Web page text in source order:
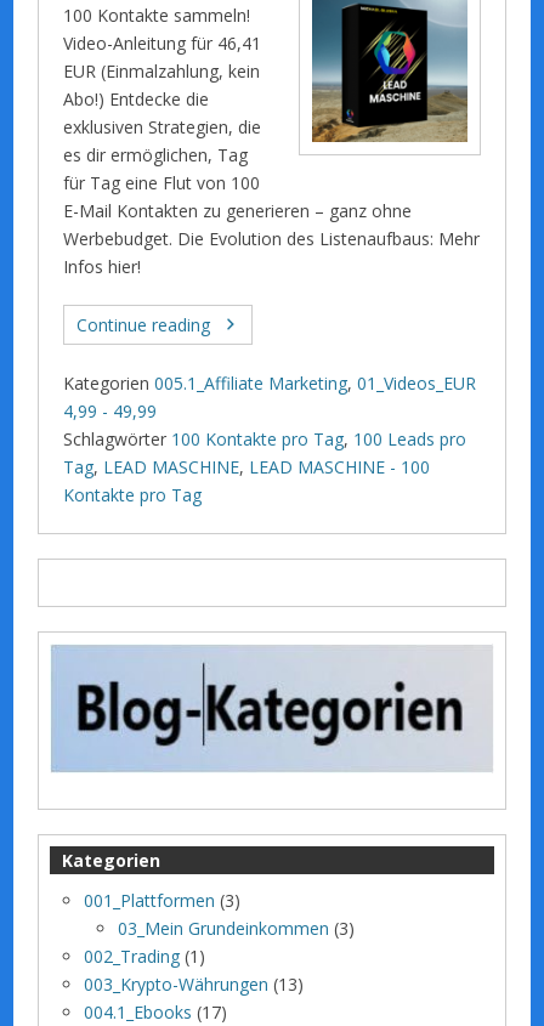
100 Kontakte sammeln!
Video-Anleitung für 46,41
EUR (Einmalzahlung, kein
Abo!) Entdecke die
exklusiven Strategien, die
es dir ermöglichen, Tag
für Tag eine Flut von 100
E-Mail Kontakten zu generieren – ganz ohne
Werbebudget. Die Evolution des Listenaufbaus: Mehr
Infos hier!
Continue reading
Kategorien 005.1_Affiliate Marketing,01_Videos_EUR
4,99 - 49,99
Schlagwörter 100 Kontakte pro Tag, 100 Leads pro
Tag, LEAD MASCHINE, LEAD MASCHINE - 100
Kontakte pro Tag
Kategorien
001_Plattformen (3)
03_Mein Grundeinkommen (3)
002_Trading (1)
003_Krypto-Währungen (13)
004.1_Ebooks (17)